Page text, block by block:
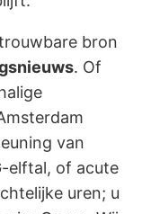
bron
. Of
van
elftal, of acute
uren; u